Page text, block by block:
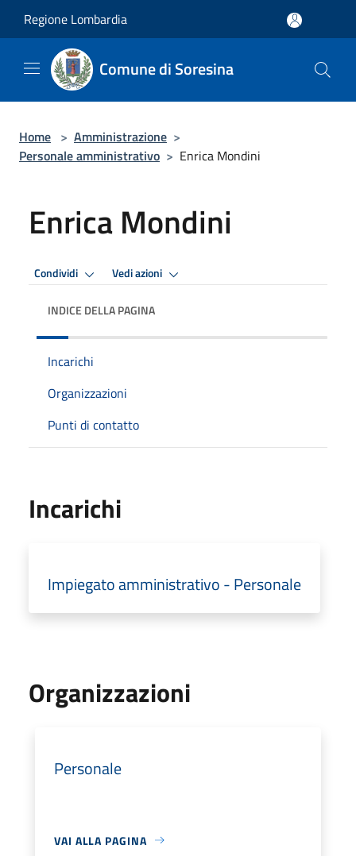
Regione Lombardia
Comune di Soresina
Home > Amministrazione >
Personale amministrativo > Enrica Mondini
Enrica Mondini
Condividi Vedi azioni
INDICE DELLA PAGINA
Incarichi
Organizzazioni
Punti di contatto
Incarichi
Impiegato amministrativo - Personale
Organizzazioni
Personale
VAI ALLA PAGINA